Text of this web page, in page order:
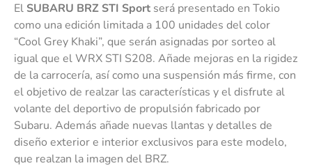
El SUBARU BRZ STI Sport será presentado en Tokio
como una edición limitada a 100 unidades del color
“Cool Grey Khaki”, que serán asignadas por sorteo al
igual que el WRX STI S208. Añade mejoras en la rigidez
de la carrocería, así como una suspensión más firme, con
el objetivo de realzar las características y el disfrute al
volante del deportivo de propulsión fabricado por
Subaru. Además añade nuevas llantas y detalles de
diseño exterior e interior exclusivos para este modelo,
que realzan la imagen del BRZ.